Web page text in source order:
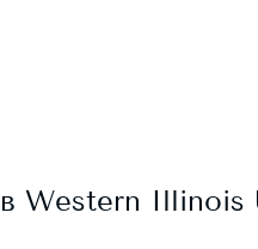
Western Illinois